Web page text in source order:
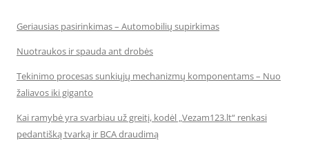
Geriausias pasirinkimas – Automobilių supirkimas
Nuotraukos ir spauda ant drobės
Tekinimo procesas sunkiųjų mechanizmų komponentams – Nuo
žaliavos iki giganto
Kai ramybė yra svarbiau už greitį, kodėl „Vezam123.lt“ renkasi
pedantišką tvarką ir BCA draudimą